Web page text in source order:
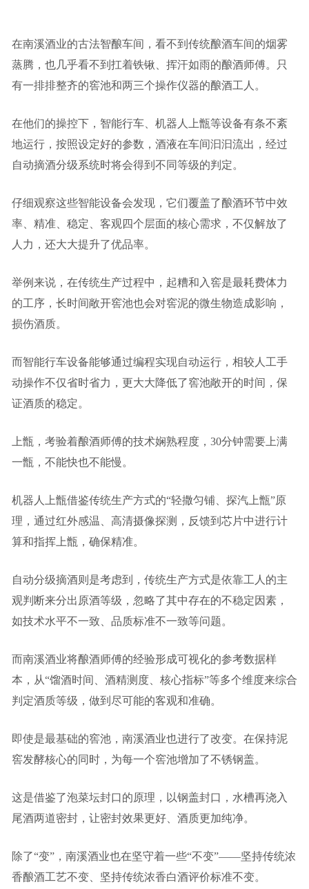
在南溪酒业的古法智酿车间，看不到传统酿酒车间的烟雾
蒸腾，也几乎看不到扛着铁锹、挥汗如雨的酿酒师傅。只
有一排排整齐的窖池和两三个操作仪器的酿酒工人。
在他们的操控下，智能行车、机器人上甑等设备有条不紊
地运行，按照设定好的参数，酒液在车间汩汩流出，经过
自动摘酒分级系统时将会得到不同等级的判定。
仔细观察这些智能设备会发现，它们覆盖了酿酒环节中效
率、精准、稳定、客观四个层面的核心需求，不仅解放了
人力，还大大提升了优品率。
举例来说，在传统生产过程中，起糟和入窖是最耗费体力
的工序，长时间敞开窖池也会对窖泥的微生物造成影响，
损伤酒质。
而智能行车设备能够通过编程实现自动运行，相较人工手
动操作不仅省时省力，更大大降低了窖池敞开的时间，保
证酒质的稳定。
上甑，考验着酿酒师傅的技术娴熟程度，30分钟需要上满
一甑，不能快也不能慢。
机器人上甑借鉴传统生产方式的“轻撒匀铺、探汽上甑”原
理，通过红外感温、高清摄像探测，反馈到芯片中进行计
算和指挥上甑，确保精准。
自动分级摘酒则是考虑到，传统生产方式是依靠工人的主
观判断来分出原酒等级，忽略了其中存在的不稳定因素，
如技术水平不一致、品质标准不一致等问题。
而南溪酒业将酿酒师傅的经验形成可视化的参考数据样
本，从“馏酒时间、酒精测度、核心指标”等多个维度来综合
判定酒质等级，做到尽可能的客观和准确。
即使是最基础的窖池，南溪酒业也进行了改变。在保持泥
窖发酵核心的同时，为每一个窖池增加了不锈钢盖。
这是借鉴了泡菜坛封口的原理，以钢盖封口，水槽再浇入
尾酒两道密封，让密封效果更好、酒质更加纯净。
除了“变”，南溪酒业也在坚守着一些“不变”——坚持传统浓
香酿酒工艺不变、坚持传统浓香白酒评价标准不变。